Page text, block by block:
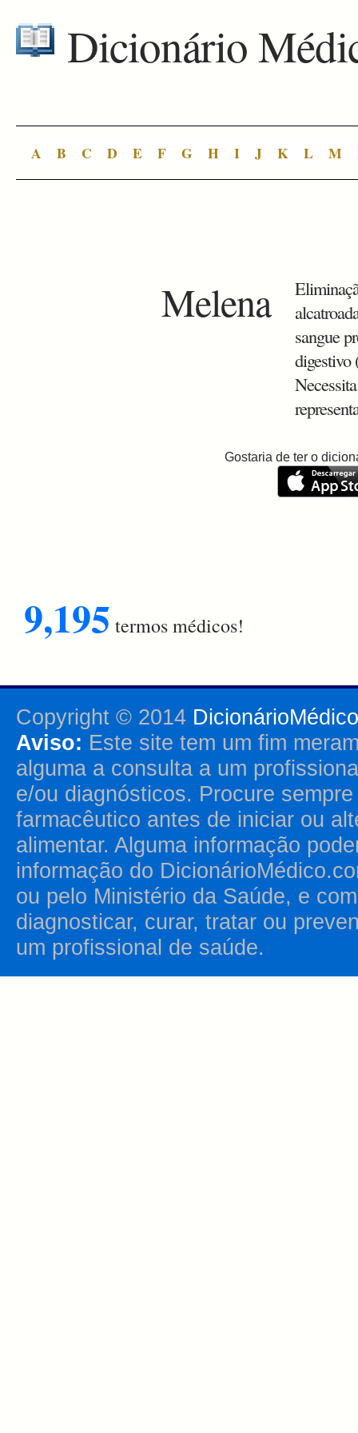
Dicionário
A B C D E F G H I J K L M
Melena
sangue
digestivo
Gostaria de ter o
9,195 termos médicos!
Copyright © 2014
Aviso: Este site tem um fim
alguma a consulta a um
e/ou diagnósticos. Procure
farmacêutico antes de iniciar ou
alimentar. Alguma informação
informação do
ou pelo Ministério da Saúde, e
diagnosticar, curar, tratar ou
um profissional de saúde.